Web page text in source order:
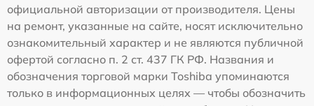
официальной авторизации от производителя. Цены
на ремонт, указанные на сайте, носят исключительно
ознакомительный характер и не являются публичной
офертой согласно п. 2 ст. 437 ГК РФ. Названия и
обозначения торговой марки Toshiba упоминаются
только в информационных целях — чтобы обозначить